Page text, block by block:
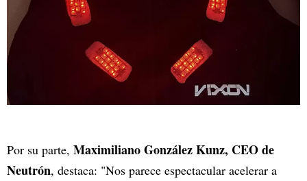
Por su parte, Maximiliano González Kunz, CEO de
Neutrón, destaca: "Nos parece espectacular acelerar a